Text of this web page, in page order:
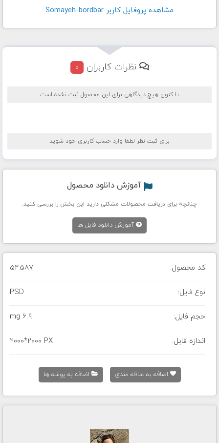
مشاهده پروفايل کاربر Somayeh-bordbar
نظرات کاربران 0
تا کنون هیچ دیدگاهی برای این محصول ثبت نشده است
برای ثبت نظر لطفا وارد حساب کاربری خود شوید
آموزش دانلود محصول
چنانچه برای دریافت محصولات مشکلی دارید این بخش را بررسی کنید.
آموزش دانلود فایل ها
کد محصول: 54587
نوع فایل: PSD
حجم فایل: 6.9 mg
اندازه فایل: 2000*2000 PX
اضافه به علاقه مندی اضافه به پوشه ها